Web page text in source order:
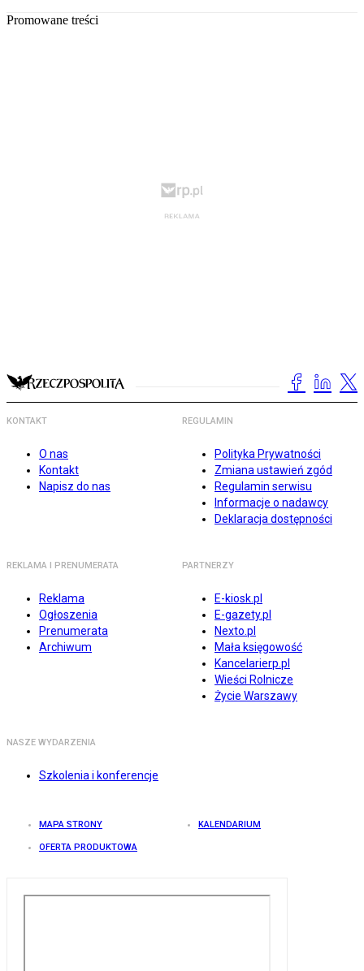
Promowane treści
KONTAKT
O nas
Kontakt
Napisz do nas
REGULAMIN
Polityka Prywatności
Zmiana ustawień zgód
Regulamin serwisu
Informacje o nadawcy
Deklaracja dostępności
REKLAMA I PRENUMERATA
Reklama
Ogłoszenia
Prenumerata
Archiwum
PARTNERZY
E-kiosk.pl
E-gazety.pl
Nexto.pl
Mała księgowość
Kancelarierp.pl
Wieści Rolnicze
Życie Warszawy
NASZE WYDARZENIA
Szkolenia i konferencje
MAPA STRONY KALENDARIUM
OFERTA PRODUKTOWA